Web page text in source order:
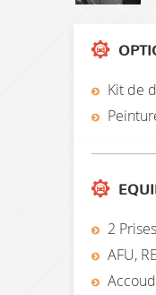
Kit de
2
AFU,